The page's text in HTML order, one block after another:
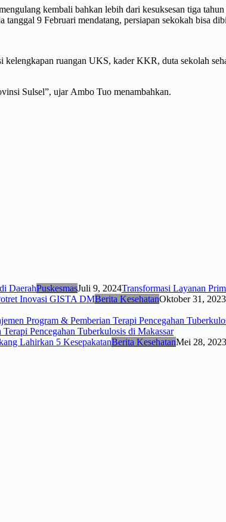
kembali bahkan lebih dari kesuksesan tiga
9 Februari mendatang, persiapan sekokah bisa
ruangan UKS, kader KKR, duta sekolah
Sulsel”, ujar Ambo Tuo menambahkan.
PuskesmasJuli 9, 2024Transformasi Layanan
Berita KesehatanOktober 31, 2023
Pencegahan Tuberkulosis di Makassar
Berita KesehatanMei 28, 2023